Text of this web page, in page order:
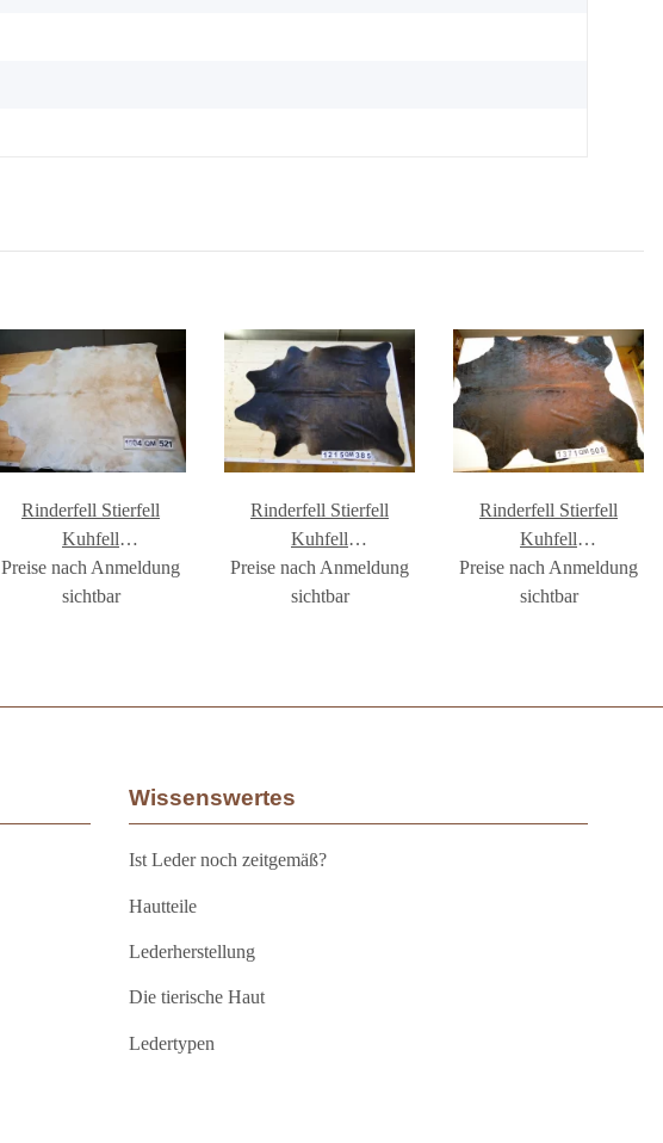
Rinderfell Stierfell
Kuhfell
#FR1604QM521
Preise nach Anmeldung
sichtbar
Rinderfell Stierfell
Kuhfell
#FR1215QM385
Preise nach Anmeldung
sichtbar
Rinderfell Stierfell
Kuhfell
#FR1371QM508
Preise nach Anmeldung
sichtbar
Wissenswertes
Ist Leder noch zeitgemäß?
Hautteile
Lederherstellung
Die tierische Haut
Ledertypen